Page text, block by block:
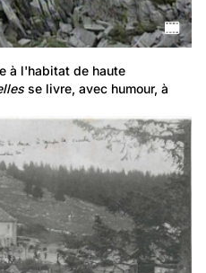
à l'habitat de haute
se livre, avec humour, à